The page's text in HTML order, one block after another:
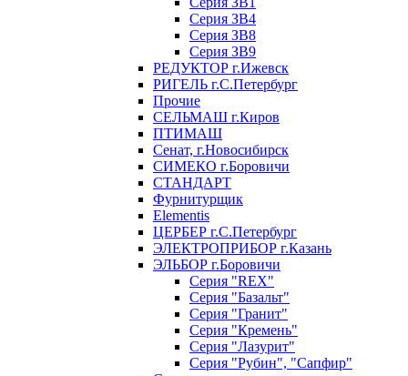
Серия ЗВ4
Серия ЗВ8
Серия ЗВ9
РЕДУКТОР г.Ижевск
РИГЕЛЬ г.С.Петербург
Прочие
СЕЛЬМАШ г.Киров
ПТИМАШ
Сенат, г.Новосибирск
СИМЕКО г.Боровичи
СТАНДАРТ
Фурнитурщик
Elementis
ЦЕРБЕР г.С.Петербург
ЭЛЕКТРОПРИБОР г.Казань
ЭЛЬБОР г.Боровичи
Серия "REX"
Серия "Базальт"
Серия "Гранит"
Серия "Кремень"
Серия "Лазурит"
Серия "Рубин", "Сапфир"